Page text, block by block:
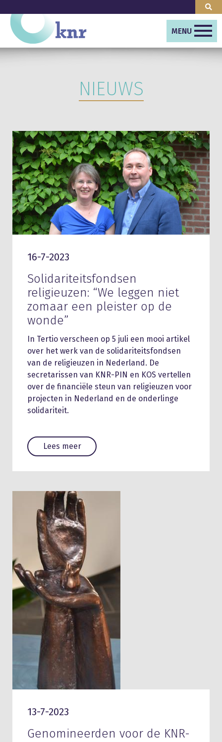
MENU
NIEUWS
16-7-2023
Solidariteitsfondsen
religieuzen: “We leggen niet
zomaar een pleister op de
wonde”
In Tertio verscheen op 5 juli een mooi artikel
over het werk van de solidariteitsfondsen
van de religieuzen in Nederland. De
secretarissen van KNR-PIN en KOS vertellen
over de financiële steun van religieuzen voor
projecten in Nederland en de onderlinge
solidariteit.
Lees meer
13-7-2023
Genomineerden voor de KNR-